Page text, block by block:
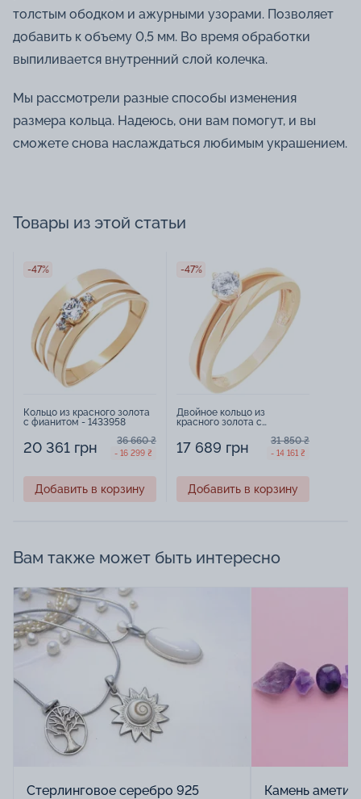
толстым ободком и ажурными узорами. Позволяет
добавить к объему 0,5 мм. Во время обработки
выпиливается внутренний слой колечка.
Мы рассмотрели разные способы изменения
размера кольца. Надеюсь, они вам помогут, и вы
сможете снова наслаждаться любимым украшением.
Товары из этой статьи
-47%
Кольцо из красного золота
с фианитом - 1433958
20 361 грн 36 660 ₴
- 16 299 ₴
Добавить в корзину
-47%
Двойное кольцо из
красного золота с
17 689 грн 31 850 ₴
- 14 161 ₴
Добавить в корзину
Вам также может быть интересно
Стерлинговое серебро 925
Камень